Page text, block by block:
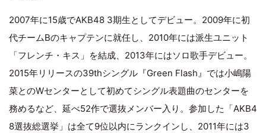
2007年に15歳でAKB48 3期生としてデビュー。2009年に初
代チームBのキャプテンに就任し、2010年には派生ユニット
「フレンチ・キス」を結成、2013年にはソロ歌手デビュー。
2015年リリースの39thシングル『Green Flash』では小嶋陽
菜とのWセンターとして初めてシングル表題曲のセンターを
務めるなど、延べ52作で選抜メンバー入り。参加した「AKB4
8選抜総選挙」は全て9位以内にランクインし、2011年には3